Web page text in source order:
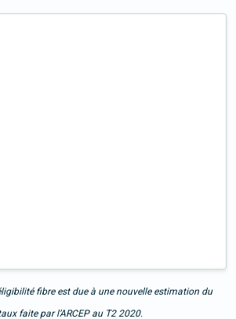
fibre est due à une nouvelle estimation du
faite par l’ARCEP au T2 2020.